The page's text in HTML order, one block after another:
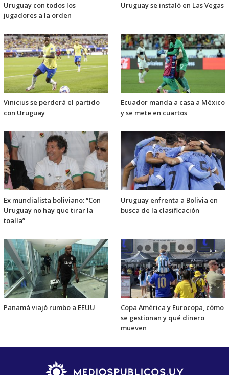
Uruguay con todos los
jugadores a la orden
Uruguay se instaló en Las Vegas
Vinicius se perderá el partido
con Uruguay
Ecuador manda a casa a México
y se mete en cuartos
Ex mundialista boliviano: “Con
Uruguay no hay que tirar la
toalla”
Uruguay enfrenta a Bolivia en
busca de la clasificación
Panamá viajó rumbo a EEUU
Copa América y Eurocopa, cómo
se gestionan y qué dinero
mueven